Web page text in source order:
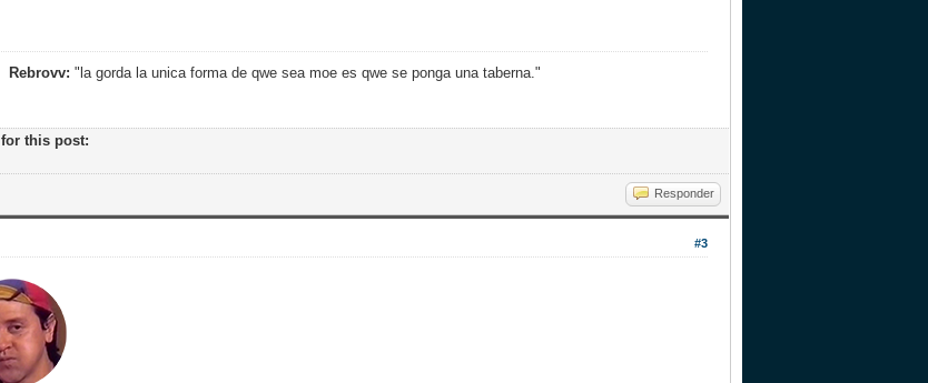
Rebrovv: "la gorda la unica forma de qwe sea moe es qwe se ponga una taberna."
for this post:
Responder
#3